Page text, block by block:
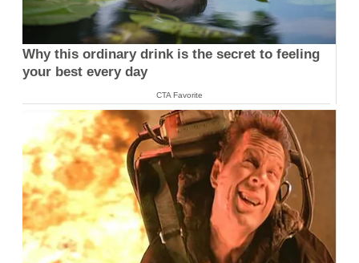
Why this ordinary drink is the secret to feeling
your best every day
CTA Favorite